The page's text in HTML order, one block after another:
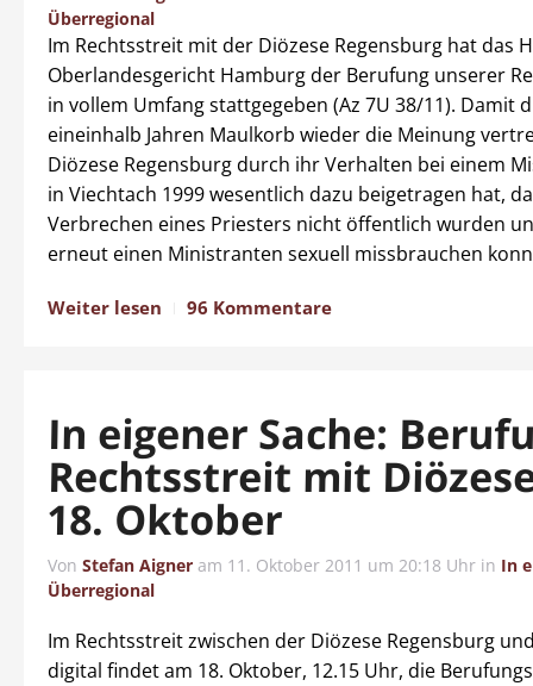
Überregional
Im Rechtsstreit mit der Diözese Regensburg hat das
Oberlandesgericht Hamburg der Berufung unserer
in vollem Umfang stattgegeben (Az 7U 38/11). Damit
eineinhalb Jahren Maulkorb wieder die Meinung
Diözese Regensburg durch ihr Verhalten bei einem
in Viechtach 1999 wesentlich dazu beigetragen hat,
Verbrechen eines Priesters nicht öffentlich wurden
erneut einen Ministranten sexuell missbrauchen
Weiter lesen 96 Kommentare
In eigener Sache:
Rechtsstreit mit
18. Oktober
Von Stefan Aigner am 11. Oktober 2011 um 20:18 Uhr in In
Überregional
Im Rechtsstreit zwischen der Diözese Regensburg
digital findet am 18. Oktober, 12.15 Uhr, die